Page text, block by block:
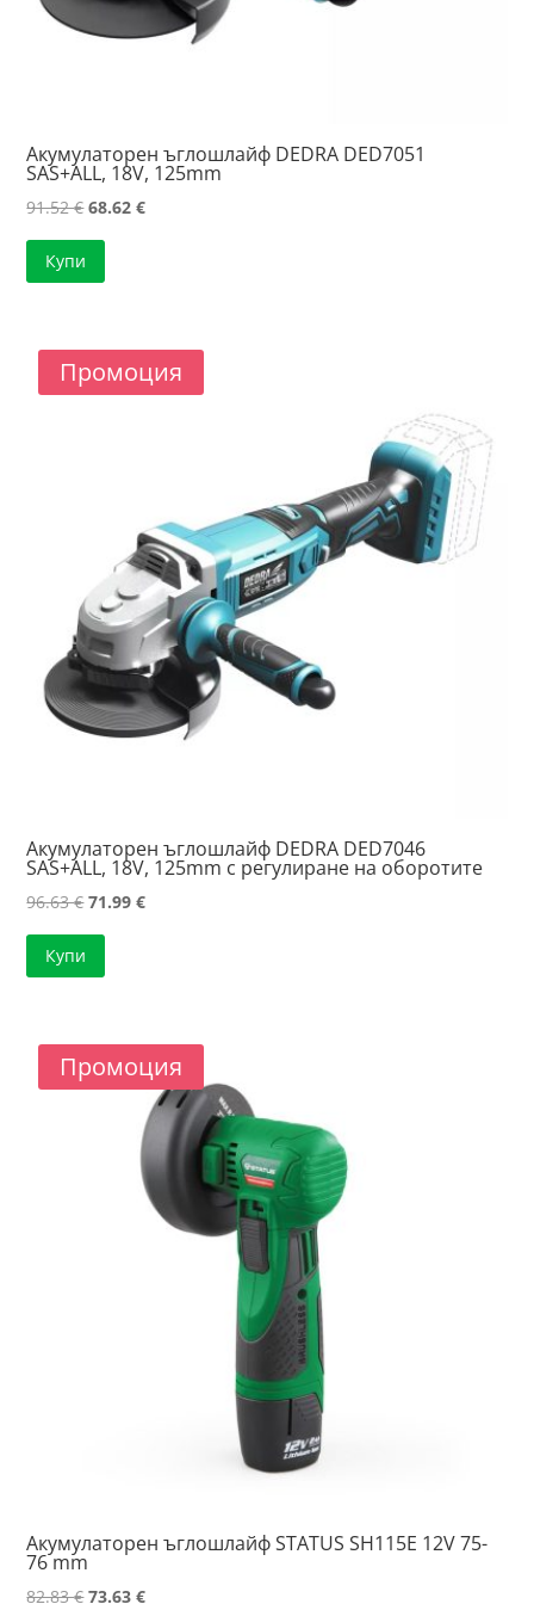
Акумулаторен ъглошлайф DEDRA DED7051
SAS+ALL, 18V, 125mm
91.52€Original
price
68.62€Текущата
Купи
Промоция
Акумулаторен ъглошлайф DEDRA DED7046
SAS+ALL, 18V, 125mm с регулиране на оборотите
96.63€Original
price
71.99€Текущата
Купи
Промоция
Акумулаторен ъглошлайф STATUS SH115E 12V 75-
76 mm
82.83€Original
73.63€Текущата